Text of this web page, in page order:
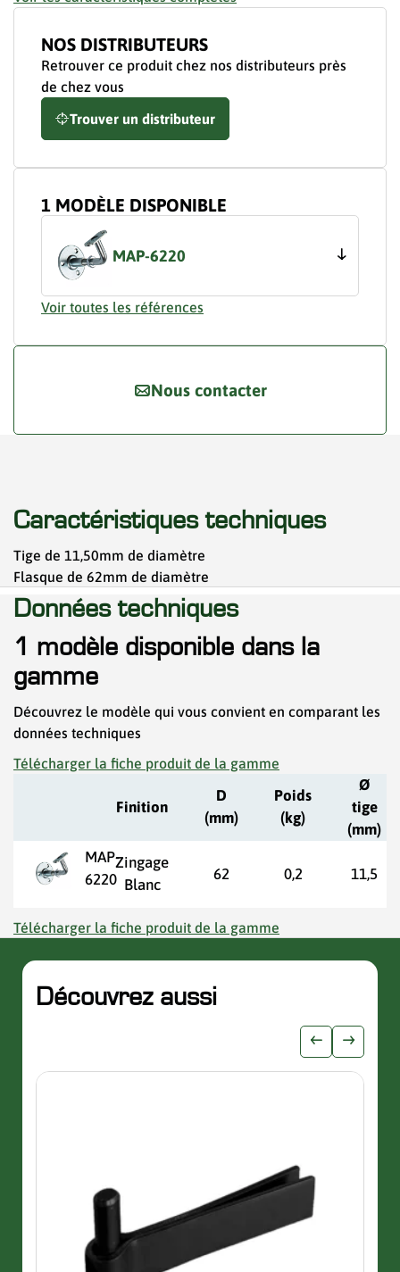
NOS DISTRIBUTEURS
Retrouver ce produit chez nos distributeurs près
de chez vous
Trouver un distributeur
1 MODÈLE DISPONIBLE
MAP-6220
Voir toutes les références
Nous contacter
Caractéristiques techniques
Tige de 11,50mm de diamètre
Flasque de 62mm de diamètre
Données techniques
1 modèle disponible dans la
gamme
Découvrez le modèle qui vous convient en comparant les
données techniques
Télécharger la fiche produit de la gamme
Finition
D
(mm)
Poids
(kg)
Ø
tige
(mm)
MAP-
6220
Zingage
Blanc
62 0,2 11,5
Télécharger la fiche produit de la gamme
Découvrez aussi
Afficher